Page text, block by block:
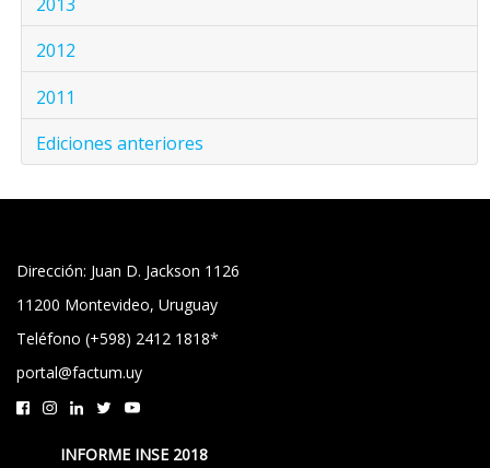
2012
2011
Ediciones anteriores
Dirección: Juan D. Jackson 1126
11200 Montevideo, Uruguay
Teléfono (+598) 2412 1818*
portal@factum.uy
INFORME INSE 2018